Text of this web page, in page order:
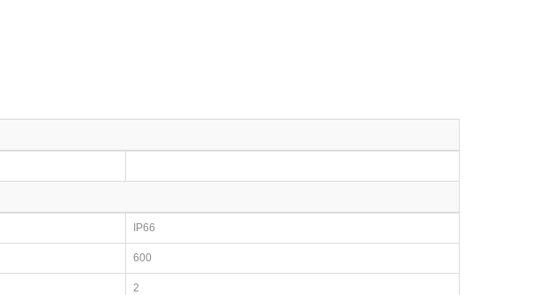
IP66
600
2